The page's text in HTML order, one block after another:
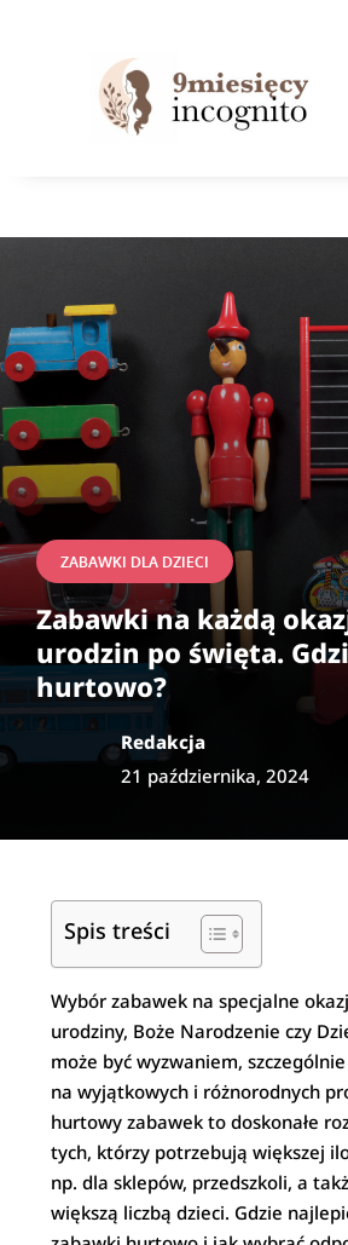
ZABAWKI DLA DZIECI
Zabawki na każdą
urodzin po święta.
hurtowo?
Redakcja
21 października, 2024
Spis treści
Wybór zabawek na specjalne
urodziny, Boże Narodzenie czy
może być wyzwaniem,
na wyjątkowych i różnorodnych
hurtowy zabawek to doskonałe
tych, którzy potrzebują większej
np. dla sklepów, przedszkoli, a
większą liczbą dzieci. Gdzie